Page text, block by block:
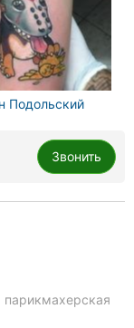
Подольский
Звонить
парикмахерская